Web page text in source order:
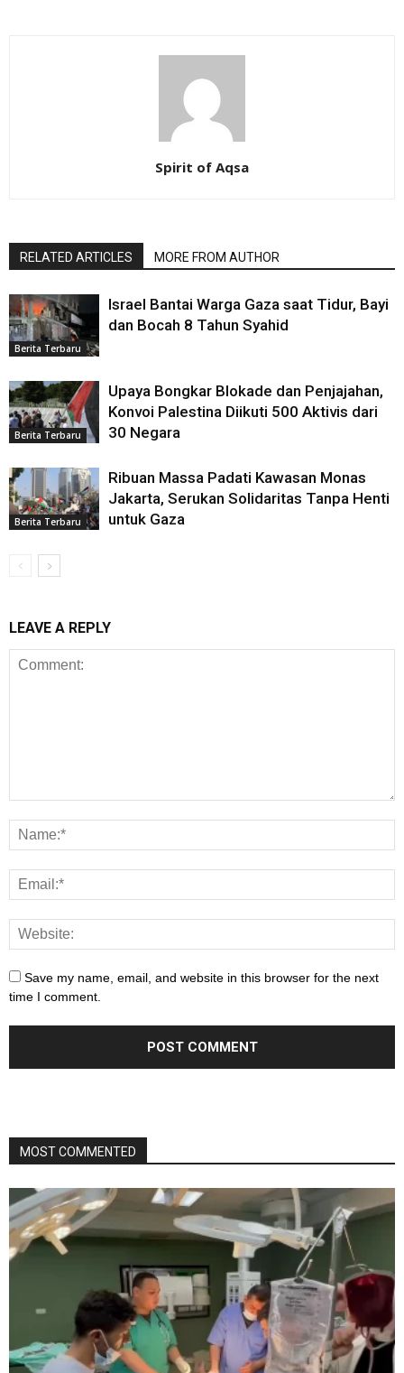
Spirit of Aqsa
RELATED ARTICLES MORE FROM AUTHOR
Berita Terbaru
Israel Bantai Warga Gaza saat Tidur, Bayi
dan Bocah 8 Tahun Syahid
Berita Terbaru
Upaya Bongkar Blokade dan Penjajahan,
Konvoi Palestina Diikuti 500 Aktivis dari
30 Negara
Berita Terbaru
Ribuan Massa Padati Kawasan Monas
Jakarta, Serukan Solidaritas Tanpa Henti
untuk Gaza
LEAVE A REPLY
Save my name, email, and website in this browser for the next
time I comment.
MOST COMMENTED